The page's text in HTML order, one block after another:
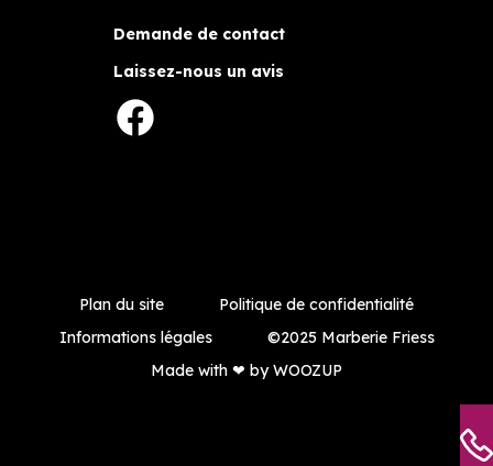
Demande de contact
Laissez-nous un avis
Facebook
Plan du site
Politique de confidentialité
Informations légales
©2025 Marberie Friess
Made with ❤ by WOOZUP